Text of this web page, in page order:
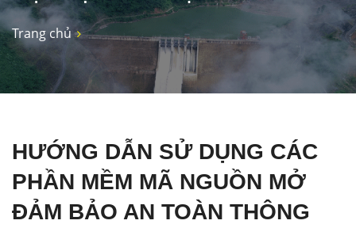
Trang chủ
HƯỚNG DẪN SỬ DỤNG CÁC
PHẦN MỀM MÃ NGUỒN MỞ
ĐẢM BẢO AN TOÀN THÔNG